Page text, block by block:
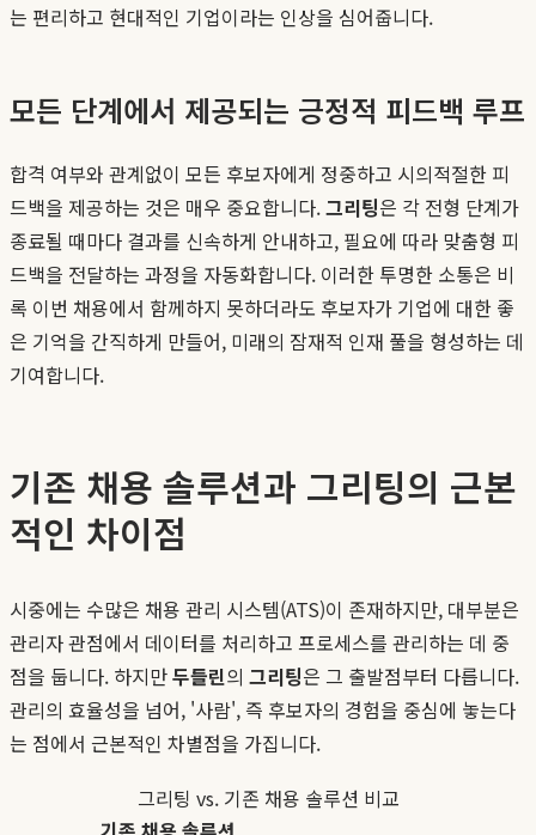
는 편리하고 현대적인 기업이라는 인상을 심어줍니다.
모든 단계에서 제공되는 긍정적 피드백 루프
합격 여부와 관계없이 모든 후보자에게 정중하고 시의적절한 피
드백을 제공하는 것은 매우 중요합니다.그리팅은 각 전형 단계가
종료될 때마다 결과를 신속하게 안내하고, 필요에 따라 맞춤형 피
드백을 전달하는 과정을 자동화합니다. 이러한 투명한 소통은 비
록 이번 채용에서 함께하지 못하더라도 후보자가 기업에 대한 좋
은 기억을 간직하게 만들어, 미래의 잠재적 인재 풀을 형성하는 데
기여합니다.
기존 채용 솔루션과 그리팅의 근본
적인 차이점
시중에는 수많은 채용 관리 시스템(ATS)이 존재하지만, 대부분은
관리자 관점에서 데이터를 처리하고 프로세스를 관리하는 데 중
점을 둡니다. 하지만두들린의 그리팅은 그 출발점부터 다릅니다.
관리의 효율성을 넘어, '사람', 즉 후보자의 경험을 중심에 놓는다
는 점에서 근본적인 차별점을 가집니다.
그리팅 vs. 기존 채용 솔루션 비교